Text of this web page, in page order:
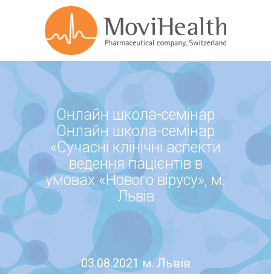
Онлайн школа-семінар
Онлайн школа-семінар
«Сучасні клінічні аспекти
ведення пацієнтів в
умовах «Нового вірусу», м.
Львів
03.08.2021 м. Львів